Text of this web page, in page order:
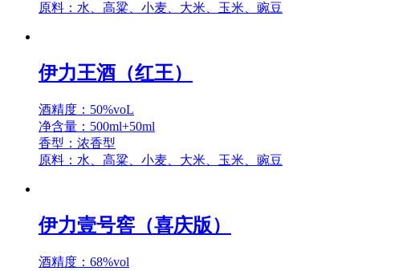
原料：水、高粱、小麦、大米、玉米、豌豆
伊力王酒（红王）
酒精度：50%voL
净含量：500ml+50ml
香型：浓香型
原料：水、高粱、小麦、大米、玉米、豌豆
伊力壹号窖（喜庆版）
酒精度：68%vol